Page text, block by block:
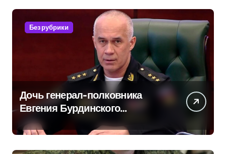
Без рубрики
Дочь генерал-полковника
Евгения Бурдинского
оказывает платные услуги по
вопросам военной службы и
бронирования